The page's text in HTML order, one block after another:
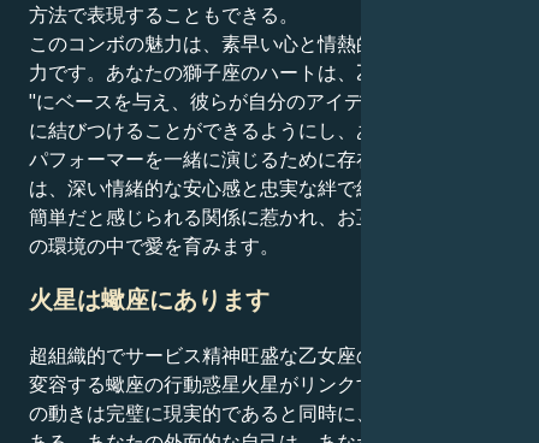
方法で表現することもできる。
このコンボの魅力は、素早い心と情熱的な心で愛する能
力です。あなたの獅子座のハートは、乙女座の "もしも
"にベースを与え、彼らが自分のアイデアを地上の真実
に結びつけることができるようにし、あなたは古典的な
パフォーマーを一緒に演じるために存在します。あなた
は、深い情緒的な安心感と忠実な絆で結ばれた、堅実で
簡単だと感じられる関係に惹かれ、お互いの尊敬と感謝
の環境の中で愛を育みます。
火星は蠍座にあります
超組織的でサービス精神旺盛な乙女座の太陽と、激しく
変容する蠍座の行動惑星火星がリンクするとき、あなた
の動きは完璧に現実的であると同時に、深く感情的でも